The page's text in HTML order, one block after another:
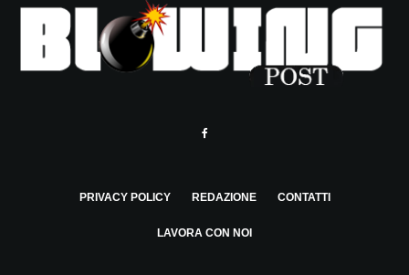
PRIVACY POLICY REDAZIONE CONTATTI
LAVORA CON NOI